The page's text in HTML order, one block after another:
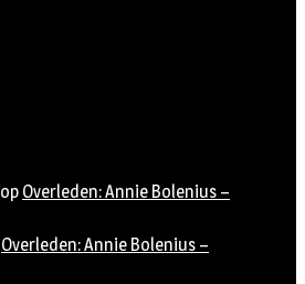
op Overleden: Annie Bolenius –
Overleden: Annie Bolenius –